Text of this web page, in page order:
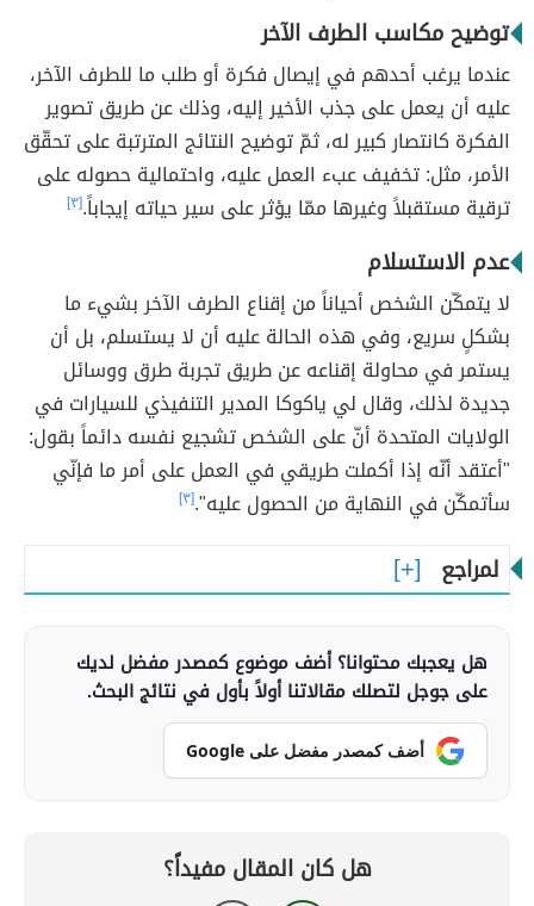
توضيح مكاسب الطرف الآخر
عندما يرغب أحدهم في إيصال فكرة أو طلب ما للطرف الآخر،
عليه أن يعمل على جذب الأخير إليه، وذلك عن طريق تصوير
الفكرة كانتصار كبير له، ثمّ توضيح النتائج المترتبة على تحقّق
الأمر، مثل: تخفيف عبء العمل عليه، واحتمالية حصوله على
ترقية مستقبلاً وغيرها ممّا يؤثر على سير حياته إيجاباً.[٣]
عدم الاستسلام
لا يتمكّن الشخص أحياناً من إقناع الطرف الآخر بشيء ما
بشكلٍ سريع، وفي هذه الحالة عليه أن لا يستسلم، بل أن
يستمر في محاولة إقناعه عن طريق تجربة طرق ووسائل
جديدة لذلك، وقال لي ياكوكا المدير التنفيذي للسيارات في
الولايات المتحدة أنّ على الشخص تشجيع نفسه دائماً بقول:
"أعتقد أنّه إذا أكملت طريقي في العمل على أمر ما فإنّي
سأتمكّن في النهاية من الحصول عليه".[٣]
لمراجع
هل يعجبك محتوانا؟ أضف موضوع كمصدر مفضل لديك
على جوجل لتصلك مقالاتنا أولاً بأول في نتائج البحث.
أضف كمصدر مفضل على Google
هل كان المقال مفيداً؟